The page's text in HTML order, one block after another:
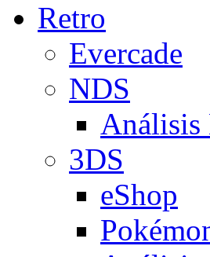
Retro
Evercade
NDS
Análisis
3DS
eShop